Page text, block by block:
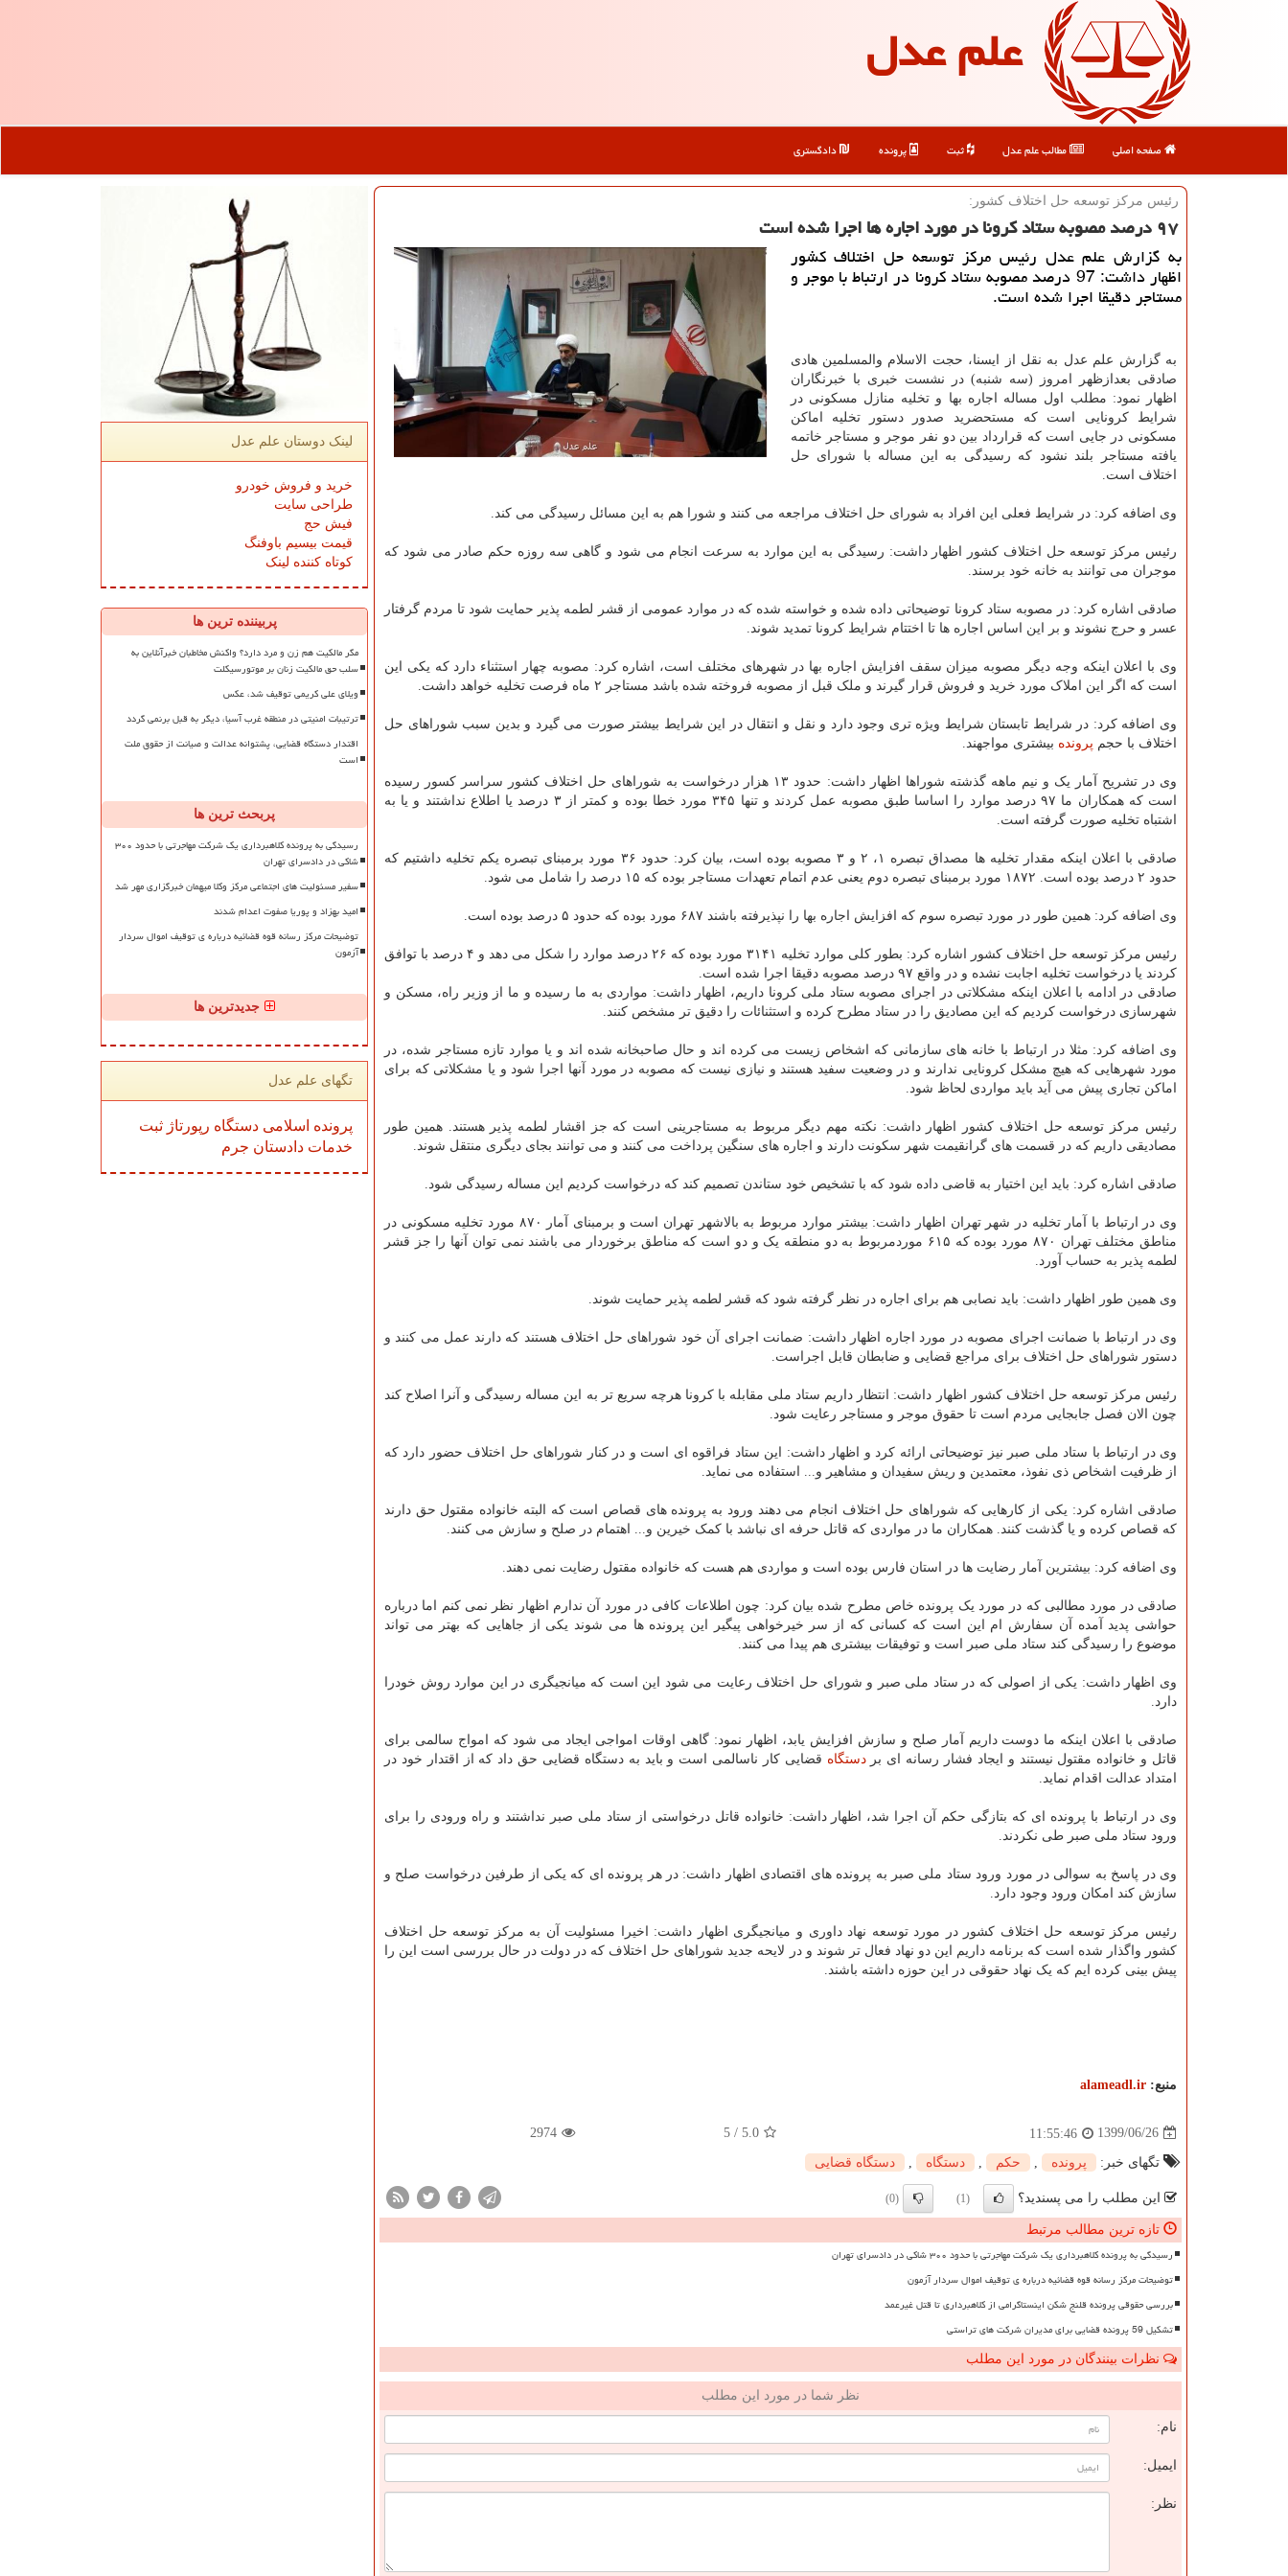
علم عدل
صفحه اصلی مطالب علم عدل ثبت پرونده دادگستری
رئیس مركز توسعه حل اختلاف كشور:
۹۷ درصد مصوبه ستاد كرونا در مورد اجاره ها اجرا شده است
به گزارش علم عدل رئیس مركز توسعه حل اختلاف كشور
اظهار داشت: 97 درصد مصوبه ستاد كرونا در ارتباط با موجر و
مستاجر دقیقا اجرا شده است.
به گزارش علم عدل به نقل از ایسنا، حجت الاسلام والمسلمین هادی
صادقی بعدازظهر امروز (سه شنبه) در نشست خبری با خبرنگاران
اظهار نمود: مطلب اول مساله اجاره بها و تخلیه منازل مسکونی در
شرایط کرونایی است که مستحضرید صدور دستور تخلیه اماکن
مسکونی در جایی است که قرارداد بین دو نفر موجر و مستاجر خاتمه
یافته مستاجر بلند نشود که رسیدگی به این مساله با شورای حل
اختلاف است.
وی اضافه کرد: در شرایط فعلی این افراد به شورای حل اختلاف مراجعه می کنند و شورا هم به این مسائل رسیدگی می کند.
رئیس مرکز توسعه حل اختلاف کشور اظهار داشت: رسیدگی به این موارد به سرعت انجام می شود و گاهی سه روزه حکم صادر می شود که
موجران می توانند به خانه خود برسند.
صادقی اشاره کرد: در مصوبه ستاد کرونا توضیحاتی داده شده و خواسته شده که در موارد عمومی از قشر لطمه پذیر حمایت شود تا مردم گرفتار
عسر و حرج نشوند و بر این اساس اجاره ها تا اختتام شرایط کرونا تمدید شوند.
وی با اعلان اینکه وجه دیگر مصوبه میزان سقف افزایش اجاره بها در شهرهای مختلف است، اشاره کرد: مصوبه چهار استثناء دارد که یکی این
است که اگر این املاک مورد خرید و فروش قرار گیرند و ملک قبل از مصوبه فروخته شده باشد مستاجر ۲ ماه فرصت تخلیه خواهد داشت.
وی اضافه کرد: در شرایط تابستان شرایط ویژه تری وجود دارد و نقل و انتقال در این شرایط بیشتر صورت می گیرد و بدین سبب شوراهای حل
اختلاف با حجم پرونده بیشتری مواجهند.
وی در تشریح آمار یک و نیم ماهه گذشته شوراها اظهار داشت: حدود ۱۳ هزار درخواست به شوراهای حل اختلاف کشور سراسر کسور رسیده
است که همکاران ما ۹۷ درصد موارد را اساسا طبق مصوبه عمل کردند و تنها ۳۴۵ مورد خطا بوده و کمتر از ۳ درصد یا اطلاع نداشتند و یا به
اشتباه تخلیه صورت گرفته است.
صادقی با اعلان اینکه مقدار تخلیه ها مصداق تبصره ۱، ۲ و ۳ مصوبه بوده است، بیان کرد: حدود ۳۶ مورد برمبنای تبصره یکم تخلیه داشتیم که
حدود ۲ درصد بوده است. ۱۸۷۲ مورد برمبنای تبصره دوم یعنی عدم اتمام تعهدات مستاجر بوده که ۱۵ درصد را شامل می شود.
وی اضافه کرد: همین طور در مورد تبصره سوم که افزایش اجاره بها را نپذیرفته باشند ۶۸۷ مورد بوده که حدود ۵ درصد بوده است.
رئیس مرکز توسعه حل اختلاف کشور اشاره کرد: بطور کلی موارد تخلیه ۳۱۴۱ مورد بوده که ۲۶ درصد موارد را شکل می دهد و ۴ درصد با توافق
کردند یا درخواست تخلیه اجابت نشده و در واقع ۹۷ درصد مصوبه دقیقا اجرا شده است.
صادقی در ادامه با اعلان اینکه مشکلاتی در اجرای مصوبه ستاد ملی کرونا داریم، اظهار داشت: مواردی به ما رسیده و ما از وزیر راه، مسکن و
شهرسازی درخواست کردیم که این مصادیق را در ستاد مطرح کرده و استثنائات را دقیق تر مشخص کنند.
وی اضافه کرد: مثلا در ارتباط با خانه های سازمانی که اشخاص زیست می کرده اند و حال صاحبخانه شده اند و یا موارد تازه مستاجر شده، در
مورد شهرهایی که هیچ مشکل کرونایی ندارند و در وضعیت سفید هستند و نیازی نیست که مصوبه در مورد آنها اجرا شود و یا مشکلاتی که برای
اماکن تجاری پیش می آید باید مواردی لحاظ شود.
رئیس مرکز توسعه حل اختلاف کشور اظهار داشت: نکته مهم دیگر مربوط به مستاجرینی است که جز اقشار لطمه پذیر هستند. همین طور
مصادیقی داریم که در قسمت های گرانقیمت شهر سکونت دارند و اجاره های سنگین پرداخت می کنند و می توانند بجای دیگری منتقل شوند.
صادقی اشاره کرد: باید این اختیار به قاضی داده شود که با تشخیص خود ستاندن تصمیم کند که درخواست کردیم این مساله رسیدگی شود.
وی در ارتباط با آمار تخلیه در شهر تهران اظهار داشت: بیشتر موارد مربوط به بالاشهر تهران است و برمبنای آمار ۸۷۰ مورد تخلیه مسکونی در
مناطق مختلف تهران ۸۷۰ مورد بوده که ۶۱۵ موردمربوط به دو منطقه یک و دو است که مناطق برخوردار می باشند نمی توان آنها را جز قشر
لطمه پذیر به حساب آورد.
وی همین طور اظهار داشت: باید نصابی هم برای اجاره در نظر گرفته شود که قشر لطمه پذیر حمایت شوند.
وی در ارتباط با ضمانت اجرای مصوبه در مورد اجاره اظهار داشت: ضمانت اجرای آن خود شوراهای حل اختلاف هستند که دارند عمل می کنند و
دستور شوراهای حل اختلاف برای مراجع قضایی و ضابطان قابل اجراست.
رئیس مرکز توسعه حل اختلاف کشور اظهار داشت: انتظار داریم ستاد ملی مقابله با کرونا هرچه سریع تر به این مساله رسیدگی و آنرا اصلاح کند
چون الان فصل جابجایی مردم است تا حقوق موجر و مستاجر رعایت شود.
وی در ارتباط با ستاد ملی صبر نیز توضیحاتی ارائه کرد و اظهار داشت: این ستاد فراقوه ای است و در کنار شوراهای حل اختلاف حضور دارد که
از ظرفیت اشخاص ذی نفوذ، معتمدین و ریش سفیدان و مشاهیر و... استفاده می نماید.
صادقی اشاره کرد: یکی از کارهایی که شوراهای حل اختلاف انجام می دهند ورود به پرونده های قصاص است که البته خانواده مقتول حق دارند
که قصاص کرده و یا گذشت کنند. همکاران ما در مواردی که قاتل حرفه ای نباشد با کمک خیرین و... اهتمام در صلح و سازش می کنند.
وی اضافه کرد: بیشترین آمار رضایت ها در استان فارس بوده است و مواردی هم هست که خانواده مقتول رضایت نمی دهند.
صادقی در مورد مطالبی که در مورد یک پرونده خاص مطرح شده بیان کرد: چون اطلاعات کافی در مورد آن ندارم اظهار نظر نمی کنم اما درباره
حواشی پدید آمده آن سفارش ام این است که کسانی که از سر خیرخواهی پیگیر این پرونده ها می شوند یکی از جاهایی که بهتر می تواند
موضوع را رسیدگی کند ستاد ملی صبر است و توفیقات بیشتری هم پیدا می کنند.
وی اظهار داشت: یکی از اصولی که در ستاد ملی صبر و شورای حل اختلاف رعایت می شود این است که میانجیگری در این موارد روش خودرا
دارد.
صادقی با اعلان اینکه ما دوست داریم آمار صلح و سازش افزایش یابد، اظهار نمود: گاهی اوقات امواجی ایجاد می شود که امواج سالمی برای
قاتل و خانواده مقتول نیستند و ایجاد فشار رسانه ای بردستگاه قضایی کار ناسالمی است و باید به دستگاه قضایی حق داد که از اقتدار خود در
امتداد عدالت اقدام نماید.
وی در ارتباط با پرونده ای که بتازگی حکم آن اجرا شد، اظهار داشت: خانواده قاتل درخواستی از ستاد ملی صبر نداشتند و راه ورودی را برای
ورود ستاد ملی صبر طی نکردند.
وی در پاسخ به سوالی در مورد ورود ستاد ملی صبر به پرونده های اقتصادی اظهار داشت: در هر پرونده ای که یکی از طرفین درخواست صلح و
سازش کند امکان ورود وجود دارد.
رئیس مرکز توسعه حل اختلاف کشور در مورد توسعه نهاد داوری و میانجیگری اظهار داشت: اخیرا مسئولیت آن به مرکز توسعه حل اختلاف
کشور واگذار شده است که برنامه داریم این دو نهاد فعال تر شوند و در لایحه جدید شوراهای حل اختلاف که در دولت در حال بررسی است این را
پیش بینی کرده ایم که یک نهاد حقوقی در این حوزه داشته باشند.
منبع: alameadl.ir
1399/06/26
11:55:46
5.0
/
5
2974
تگهای خبر: پرونده حكم دستگاه دستگاه قضایی
این مطلب را می پسندید؟ (1)
(0)
تازه ترین مطالب مرتبط
رسیدگی به پرونده کلاهبرداری یک شرکت مهاجرتی با حدود ۳۰۰ شاکی در دادسرای تهران
توضیحات مرکز رسانه قوه قضائیه درباره ی توقیف اموال سردار آزمون
بررسی حقوقی پرونده قلنج شکن اینستاگرامی از کلاهبرداری تا قتل غیرعمد
تشکیل 59 پرونده قضایی برای مدیران شرکت های تراستی
نظرات بینندگان در مورد این مطلب
نظر شما در مورد این مطلب
نام:
ایمیل:
نظر:
لینک دوستان علم عدل
خرید و فروش خودرو
طراحی سایت
فیش حج
قیمت بیسیم باوفنگ
کوتاه کننده لینک
پربیننده ترین ها
مگر مالکیت هم زن و مرد دارد؟ واکنش مخاطبان خبرآنلاین به
سلب حق مالکیت زنان بر موتورسیکلت
ویلای علی کریمی توقیف شد، عکس
ترتیبات امنیتی در منطقه غرب آسیا، دیگر به قبل برنمی گردد
اقتدار دستگاه قضایی، پشتوانه عدالت و صیانت از حقوق ملت
است
پربحث ترین ها
رسیدگی به پرونده کلاهبرداری یک شرکت مهاجرتی با حدود ۳۰۰
شاکی در دادسرای تهران
سفیر مسئولیت های اجتماعی مرکز وکلا میهمان خبرگزاری مهر شد
امید بهزاد و پوریا صفوت اعدام شدند
توضیحات مرکز رسانه قوه قضائیه درباره ی توقیف اموال سردار
آزمون
جدیدترین ها
تگهای علم عدل
پرونده اسلامی دستگاه رپورتاژ ثبت
خدمات دادستان جرم